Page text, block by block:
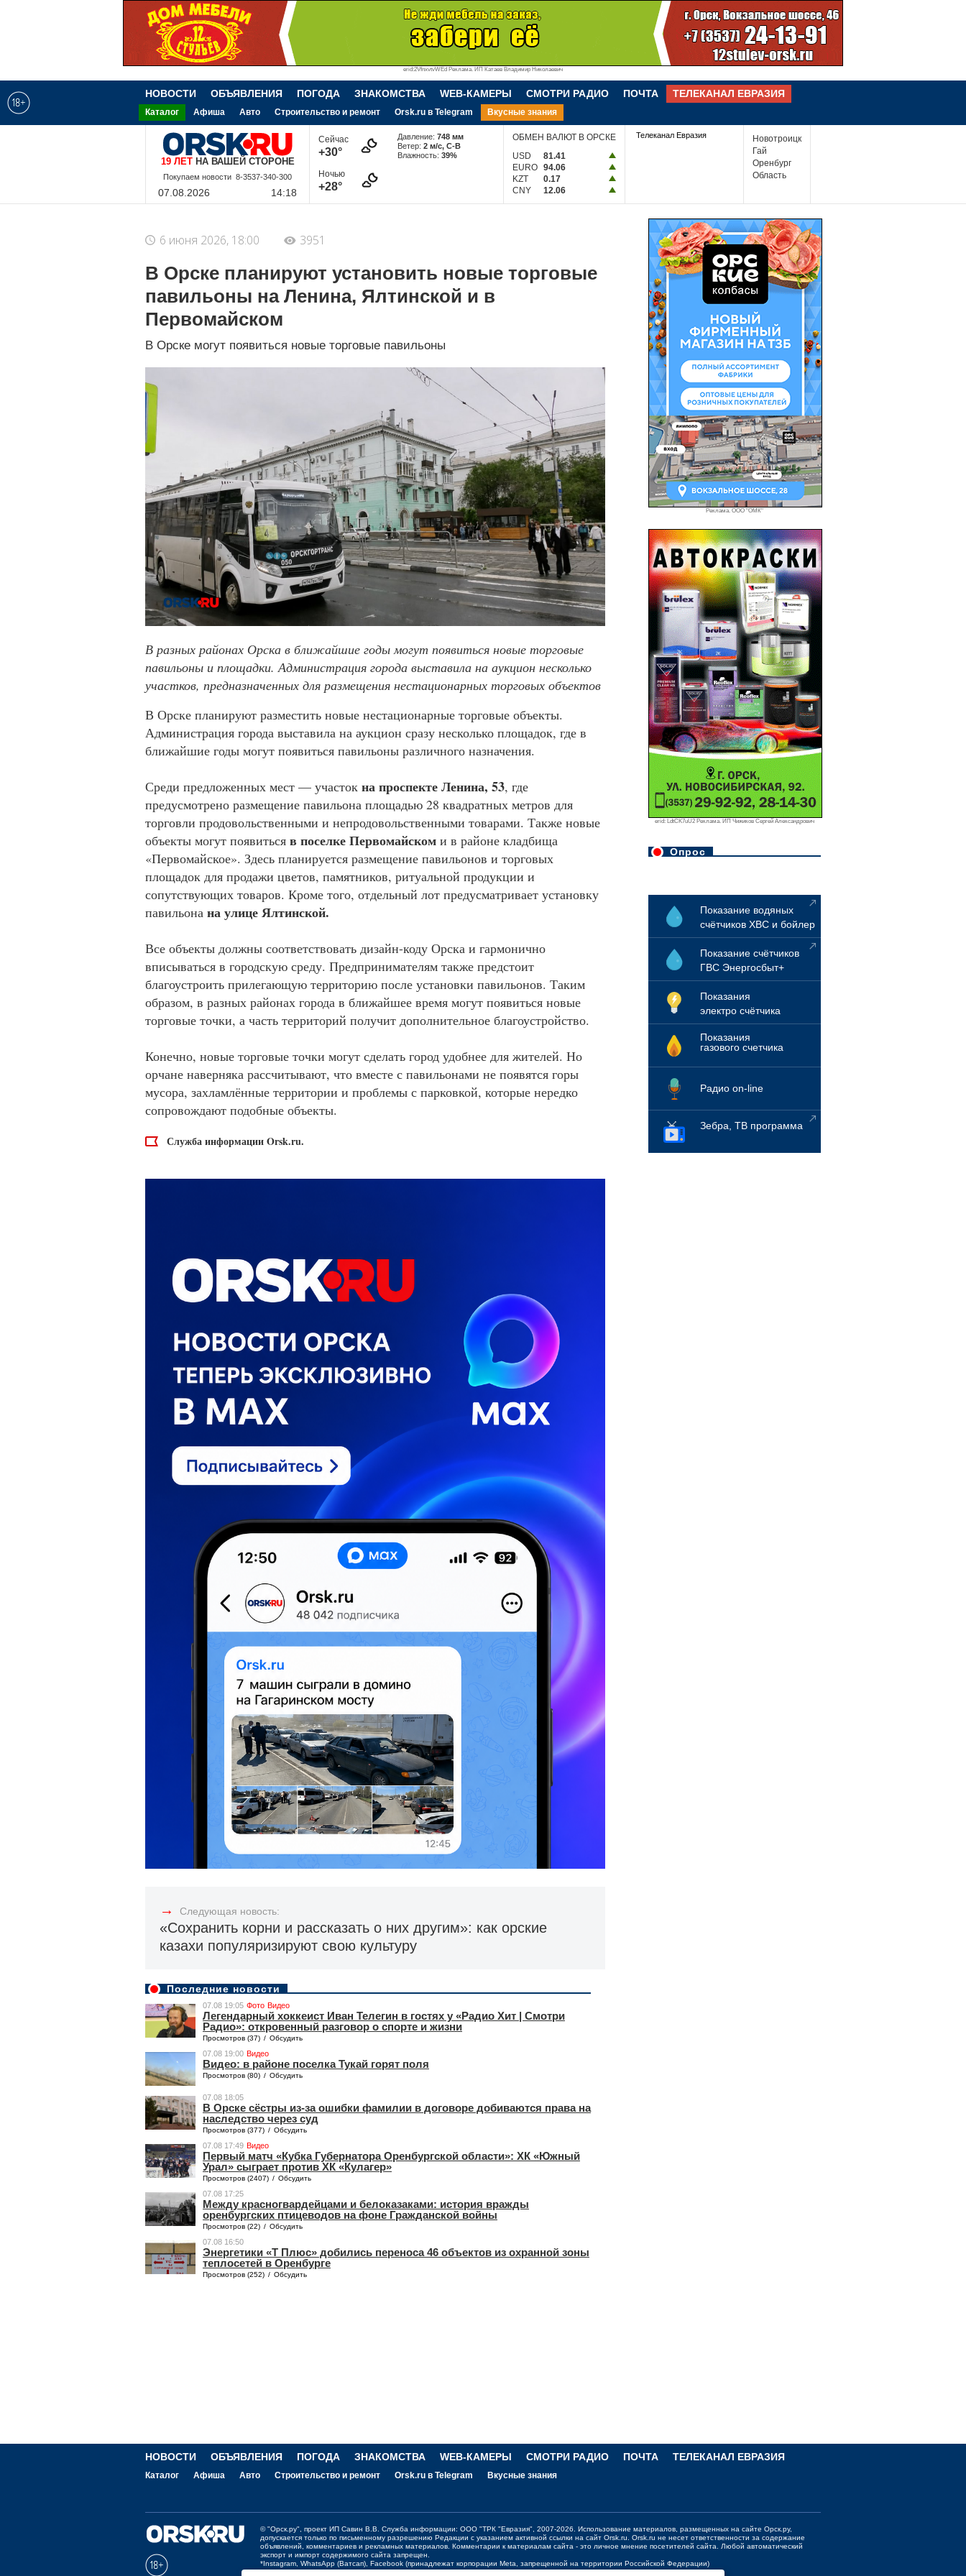
erid:2VfnxvtvWEd Реклама. ИП Катаев Владимир Николаевич
НОВОСТИ ОБЪЯВЛЕНИЯ ПОГОДА ЗНАКОМСТВА WEB-КАМЕРЫ СМОТРИ РАДИО ПОЧТА ТЕЛЕКАНАЛ ЕВРАЗИЯ
Каталог Афиша Авто Строительство и ремонт Orsk.ru в Telegram Вкусные знания
19 ЛЕТНА ВАШЕЙ СТОРОНЕ
8-9-228-340-300
Сейчас
+30°
Ночью
+28°
Давление:748 мм
Ветер:2 м/c, С-В
Влажность:39%
ОБМЕН ВАЛЮТ В ОРСКЕ
USD
81.41
EURO 94.06
KZT
0.17
CNY
12.06
Телеканал Евразия
Новотроицк
Гай
Оренбург
Область
Реклама. ООО "ОМК"
erid: LdtCK7uU2 Реклама. ИП Чижиков Сергей Александрович
Опрос
Показание водяных
счётчиков ХВС и бойлер
Показание счётчиков
ГВС Энергосбыт+
Показания
электро счётчика
Показания
газового счетчика
Радио on-line
Зебра, ТВ программа
6 июня 2026, 18:00 3951
В Орске планируют установить новые торговые
павильоны на Ленина, Ялтинской и в
Первомайском
В Орске могут появиться новые торговые павильоны
В разных районах Орска в ближайшие годы могут появиться новые торговые
павильоны и площадки. Администрация города выставила на аукцион несколько
участков, предназначенных для размещения нестационарных торговых объектов
В Орске планируют разместить новые нестационарные торговые объекты.
Администрация города выставила на аукцион сразу несколько площадок, где в
ближайшие годы могут появиться павильоны различного назначения.
Среди предложенных мест — участок на проспекте Ленина, 53, где
предусмотрено размещение павильона площадью 28 квадратных метров для
торговли продовольственными и непродовольственными товарами. Также новые
объекты могут появиться в поселке Первомайском и в районе кладбища
«Первомайское». Здесь планируется размещение павильонов и торговых
площадок для продажи цветов, памятников, ритуальной продукции и
сопутствующих товаров. Кроме того, отдельный лот предусматривает установку
павильона на улице Ялтинской.
Все объекты должны соответствовать дизайн-коду Орска и гармонично
вписываться в городскую среду. Предпринимателям также предстоит
благоустроить прилегающую территорию после установки павильонов. Таким
образом, в разных районах города в ближайшее время могут появиться новые
торговые точки, а часть территорий получит дополнительное благоустройство.
Конечно, новые торговые точки могут сделать город удобнее для жителей. Но
орчане наверняка рассчитывают, что вместе с павильонами не появятся горы
мусора, захламлённые территории и проблемы с парковкой, которые нередко
сопровождают подобные объекты.
Служба информации Orsk.ru.
→ Следующая новость:
«Сохранить корни и рассказать о них другим»: как орские
казахи популяризируют свою культуру
Последние новости
07.08 19:05 Фото Видео
Легендарный хоккеист Иван Телегин в гостях у «Радио Хит | Смотри
Радио»: откровенный разговор о спорте и жизни
Просмотров (37) / Обсудить
07.08 19:00 Видео
Видео: в районе поселка Тукай горят поля
Просмотров (80) / Обсудить
07.08 18:05
В Орске сёстры из-за ошибки фамилии в договоре добиваются права на
наследство через суд
Просмотров (377) / Обсудить
07.08 17:49 Видео
Первый матч «Кубка Губернатора Оренбургской области»: ХК «Южный
Урал» сыграет против ХК «Кулагер»
Просмотров (2407) / Обсудить
07.08 17:25
Между красногвардейцами и белоказаками: история вражды
оренбургских птицеводов на фоне Гражданской войны
Просмотров (22) / Обсудить
07.08 16:50
Энергетики «Т Плюс» добились переноса 46 объектов из охранной зоны
теплосетей в Оренбурге
Просмотров (252) / Обсудить
НОВОСТИ ОБЪЯВЛЕНИЯ ПОГОДА ЗНАКОМСТВА WEB-КАМЕРЫ СМОТРИ РАДИО ПОЧТА ТЕЛЕКАНАЛ ЕВРАЗИЯ
Каталог Афиша Авто Строительство и ремонт Orsk.ru в Telegram Вкусные знания
©"Орск.ру" , проект ИП Савин В.В. Служба информации: ООО "ТРК "Евразия", 2007-2026. Использование материалов, размещенных на сайте Орск.ру,
допускается только по письменному разрешению Редакции с указанием активной ссылки на сайт Orsk.ru Orsk.ru не несет ответственности за содержание
объявлений, комментариев и рекламных материалов. Комментарии к материалам сайта - это личное мнение посетителей сайта. Любой автоматический
экспорт и импорт содержимого сайта запрещен.
*Instagram, WhatsApp (Ватсап), Facebook (принадлежат корпорации Meta, запрещенной на территории Российской Федерации)